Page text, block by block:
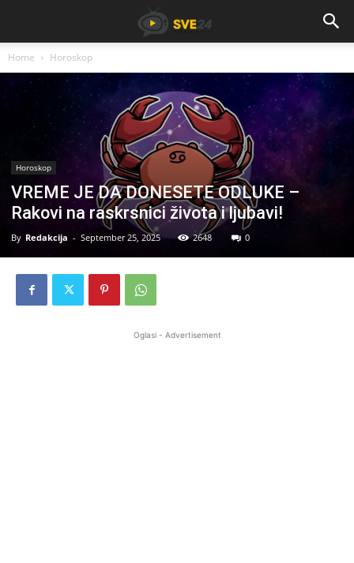
Home Horoskop
Horoskop
VREME JE DA DONESETE ODLUKE –
Rakovi na raskrsnici života i ljubavi!
By Redakcija - September 25, 2025 2648 0
Oglasi - Advertisement